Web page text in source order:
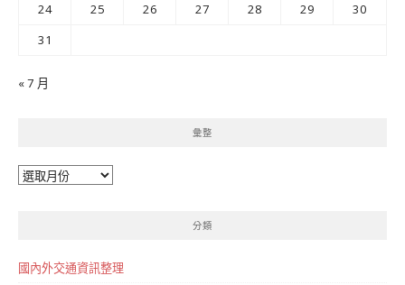
24
25 26 27 28 29
30
31
« 7 月
彙整
彙
分類
國內外交通資訊整理